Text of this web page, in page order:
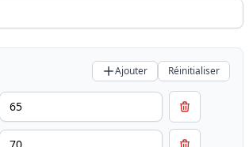
Ajouter Réinitialiser